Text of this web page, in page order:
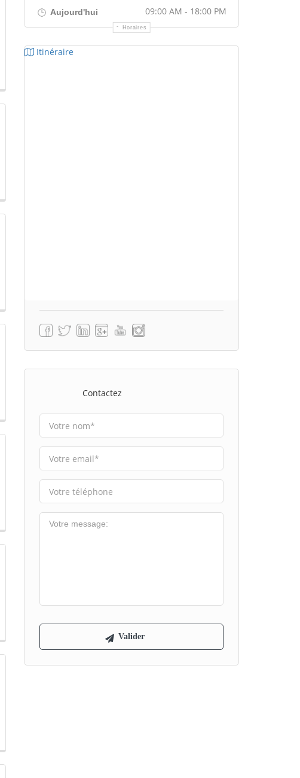
Aujourd'hui 09:00 AM - 18:00 PM
Horaires
Itinéraire
Contactez